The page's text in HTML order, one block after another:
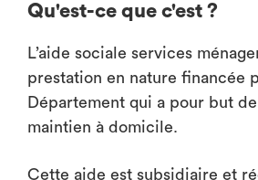
Qu'est-ce que c'est ?
L’aide sociale services
prestation en nature financée
Département qui a pour but
maintien à domicile.
Cette aide est subsidiaire et